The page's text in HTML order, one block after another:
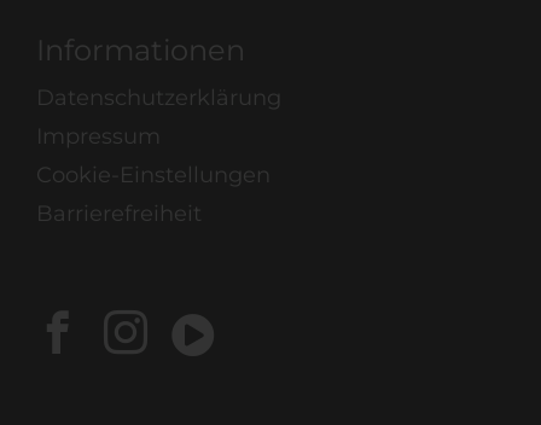
Informationen
Datenschutzerklärung
Impressum
Cookie-Einstellungen
Barrierefreiheit